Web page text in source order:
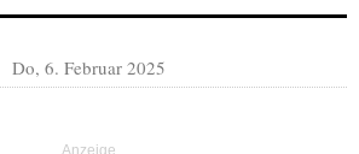
Do, 6. Februar 2025